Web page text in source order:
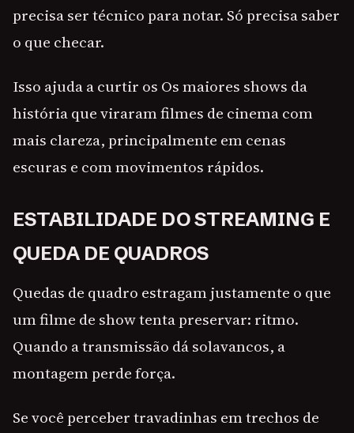
precisa ser técnico para notar. Só precisa saber
o que checar.
Isso ajuda a curtir os Os maiores shows da
história que viraram filmes de cinema com
mais clareza, principalmente em cenas
escuras e com movimentos rápidos.
ESTABILIDADE DO STREAMING E
QUEDA DE QUADROS
Quedas de quadro estragam justamente o que
um filme de show tenta preservar: ritmo.
Quando a transmissão dá solavancos, a
montagem perde força.
Se você perceber travadinhas em trechos de